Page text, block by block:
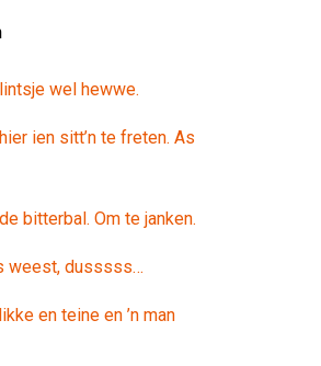
wel hewwe.
ien sitt’n te freten. As
bitterbal. Om te janken.
weest, dusssss…
en teine en ’n man